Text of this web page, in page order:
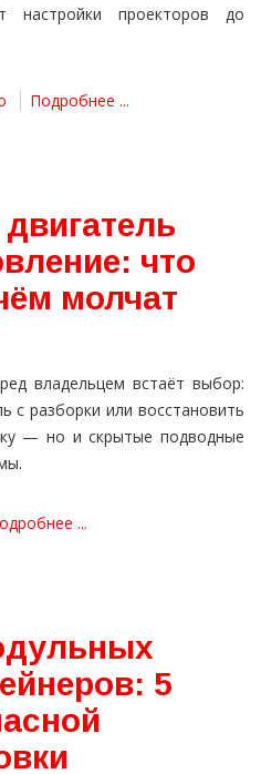
настройки проекторов до
Подробнее ...
что
молчат
владельцем встаёт выбор:
с разборки или восстановить
— но и скрытые подводные
...
5